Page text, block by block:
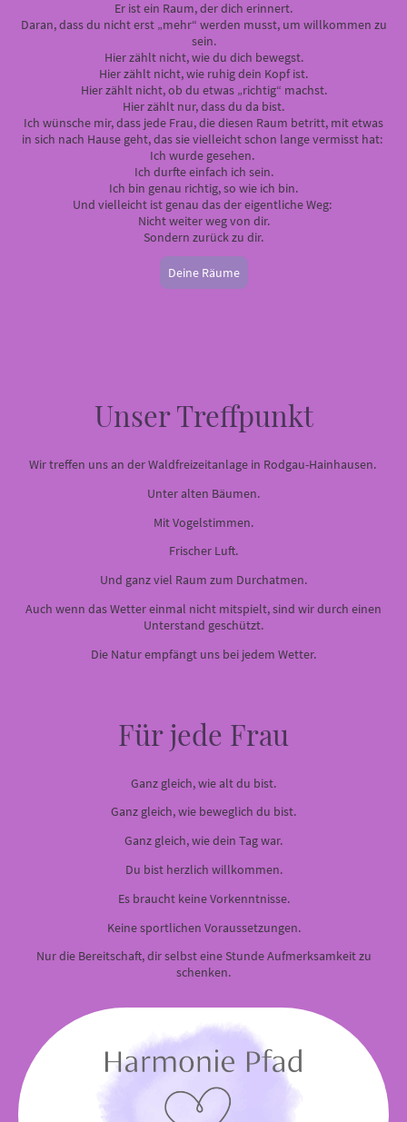
Er ist ein Raum, der dich erinnert.
Daran, dass du nicht erst „mehr“ werden musst, um willkommen zu
sein.
Hier zählt nicht, wie du dich bewegst.
Hier zählt nicht, wie ruhig dein Kopf ist.
Hier zählt nicht, ob du etwas „richtig“ machst.
Hier zählt nur, dass du da bist.
Ich wünsche mir, dass jede Frau, die diesen Raum betritt, mit etwas
in sich nach Hause geht, das sie vielleicht schon lange vermisst hat:
Ich wurde gesehen.
Ich durfte einfach ich sein.
Ich bin genau richtig, so wie ich bin.
Und vielleicht ist genau das der eigentliche Weg:
Nicht weiter weg von dir.
Sondern zurück zu dir.
Deine Räume
Unser Treffpunkt
Wir treffen uns an der Waldfreizeitanlage in Rodgau-Hainhausen.
Unter alten Bäumen.
Mit Vogelstimmen.
Frischer Luft.
Und ganz viel Raum zum Durchatmen.
Auch wenn das Wetter einmal nicht mitspielt, sind wir durch einen
Unterstand geschützt.
Die Natur empfängt uns bei jedem Wetter.
Für jede Frau
Ganz gleich, wie alt du bist.
Ganz gleich, wie beweglich du bist.
Ganz gleich, wie dein Tag war.
Du bist herzlich willkommen.
Es braucht keine Vorkenntnisse.
Keine sportlichen Voraussetzungen.
Nur die Bereitschaft, dir selbst eine Stunde Aufmerksamkeit zu
schenken.